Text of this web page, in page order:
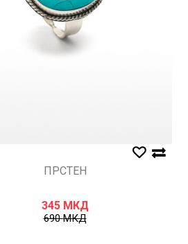
ПРСТЕН
345 МКД
690МКД